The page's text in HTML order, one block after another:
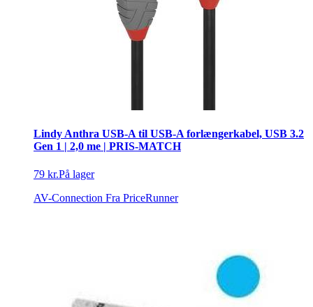
Lindy Anthra USB-A til USB-A forlængerkabel, USB 3.2
Gen 1 | 2,0 me | PRIS-MATCH
79 kr.På lager
AV-Connection Fra PriceRunner